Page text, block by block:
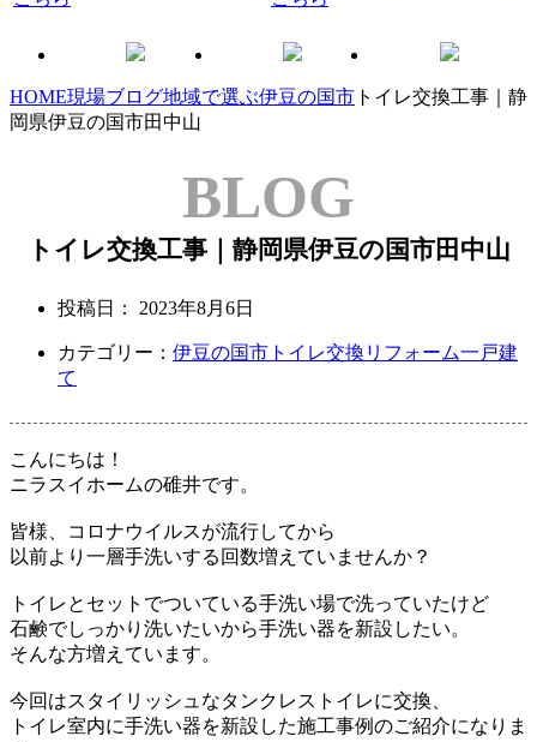
HOME現場ブログ地域で選ぶ伊豆の国市 トイレ交換工事｜静
岡県伊豆の国市田中山
BLOG
トイレ交換工事｜静岡県伊豆の国市田中山
投稿日： 2023年8月6日
カテゴリー： 伊豆の国市 トイレ交換リフォーム一戸建
て
こんにちは！
ニラスイホームの碓井です。
皆様、コロナウイルスが流行してから
以前より一層手洗いする回数増えていませんか？
トイレとセットでついている手洗い場で洗っていたけど
石鹸でしっかり洗いたいから手洗い器を新設したい。
そんな方増えています。
今回はスタイリッシュなタンクレストイレに交換、
トイレ室内に手洗い器を新設した施工事例のご紹介になりま